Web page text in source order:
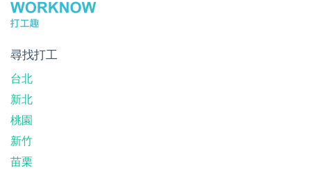
尋找打工
台北
新北
桃園
新竹
苗栗